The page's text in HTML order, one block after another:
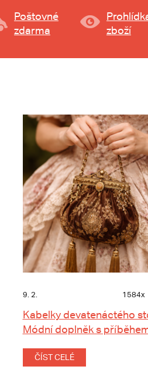
Poštovné
zdarma
zboží
9. 2. 1584x
Kabelky devatenáctého
Módní doplněk s
ČÍST CELÉ